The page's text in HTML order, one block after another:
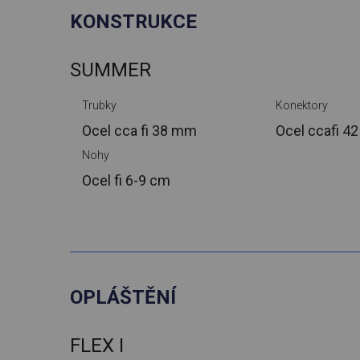
KONSTRUKCE
SUMMER
Trubky
Ocel cca fi 38 mm
Konektory
Ocel ccafi
Nohy
Ocel fi 6-9 cm
OPLÁŠTĚNÍ
FLEX I